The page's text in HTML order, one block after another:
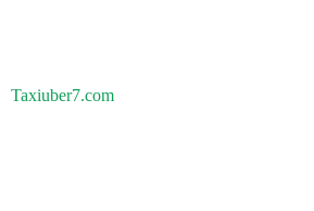
Taxiuber7.com